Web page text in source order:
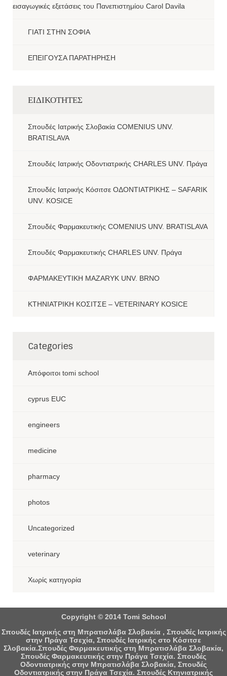
εισαγωγικές εξετάσεις του Πανεπιστημίου Carol Davila
ΓΙΑΤΙ ΣΤΗΝ ΣΟΦΙΑ
ΕΠΕΙΓΟΥΣΑ ΠΑΡΑΤΗΡΗΣΗ
ΕΙΔΙΚΟΤΗΤΕΣ
Σπουδές Ιατρικής Σλοβακία COMENIUS UNV.
BRATISLAVA
Σπουδές Ιατρικής Οδοντιατρικής CHARLES UNV. Πράγα
Σπουδές Ιατρικής Κόσιτσε ΟΔΟΝΤΙΑΤΡΙΚΗΣ – SAFARIK
UNV. KOSICE
Σπουδές Φαρμακευτικής COMENIUS UNV. BRATISLAVA
Σπουδές Φαρμακευτικής CHARLES UNV. Πράγα
ΦΑΡΜΑΚΕΥΤΙΚΗ MAZARYK UNV. BRNO
ΚΤΗΝΙΑΤΡΙΚΗ ΚΟΣΙΤΣΕ – VETERINARY KOSICE
Categories
Aπόφοιτοι tomi school
cyprus EUC
engineers
medicine
pharmacy
photos
Uncategorized
veterinary
Χωρίς κατηγορία
Copyright © 2014 Tomi School
Σπουδές Ιατρικής στη Μπρατισλάβα Σλοβακία , Σπουδές Ιατρικής
στην Πράγα Τσεχία, Σπουδές Ιατρικής στο Κόσιτσε
Σλοβακία.Σπουδές Φαρμακευτικής στη Μπρατισλάβα Σλοβακία,
Σπουδές Φαρμακευτικής στην Πράγα Τσεχία. Σπουδές
Οδοντιατρικής στην Μπρατισλάβα Σλοβακία, Σπουδές
Οδοντιατρικής στην Πράγα Τσεχία. Σπουδές Κτηνιατρικής